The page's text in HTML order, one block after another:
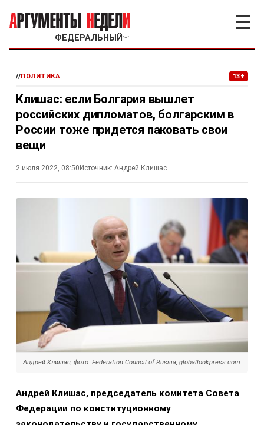
ФЕДЕРАЛЬНЫЙ ﹀
☰
//ПОЛИТИКА 13+
Клишас: если Болгария вышлет
российских дипломатов, болгарским в
России тоже придется паковать свои
вещи
2 июля 2022, 08:50 Источник: Андрей Клишас
Андрей Клишас, фото: Federation Council of Russia, globallookpress.com
Андрей Клишас, председатель комитета Совета
Федерации по конституционному